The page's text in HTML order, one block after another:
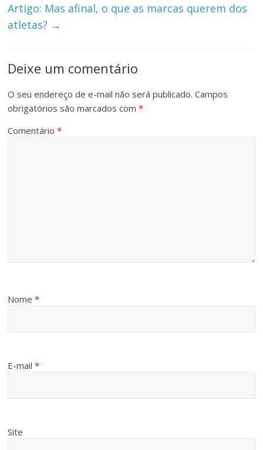
Artigo: Mas afinal, o que as marcas querem dos
atletas? →
Deixe um comentário
O seu endereço de e-mail não será publicado. Campos
obrigatórios são marcados com*
Comentário*
Nome*
E-mail*
Site